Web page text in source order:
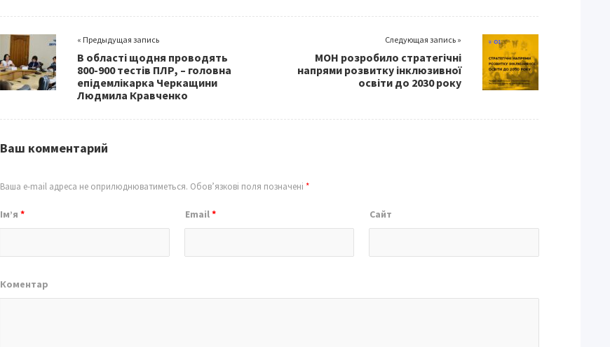
o
o
k
er
l
« Предыдущая запись
В області щодня проводять
800-900 тестів ПЛР, – головна
епідемлікарка Черкащини
Людмила Кравченко
Следующая запись »
МОН розробило стратегічні
напрями розвитку інклюзивної
освіти до 2030 року
Ваш комментарий
Ваша e-mail адреса не оприлюднюватиметься. Обов’язкові поля позначені*
Ім’я* Email* Сайт
Коментар